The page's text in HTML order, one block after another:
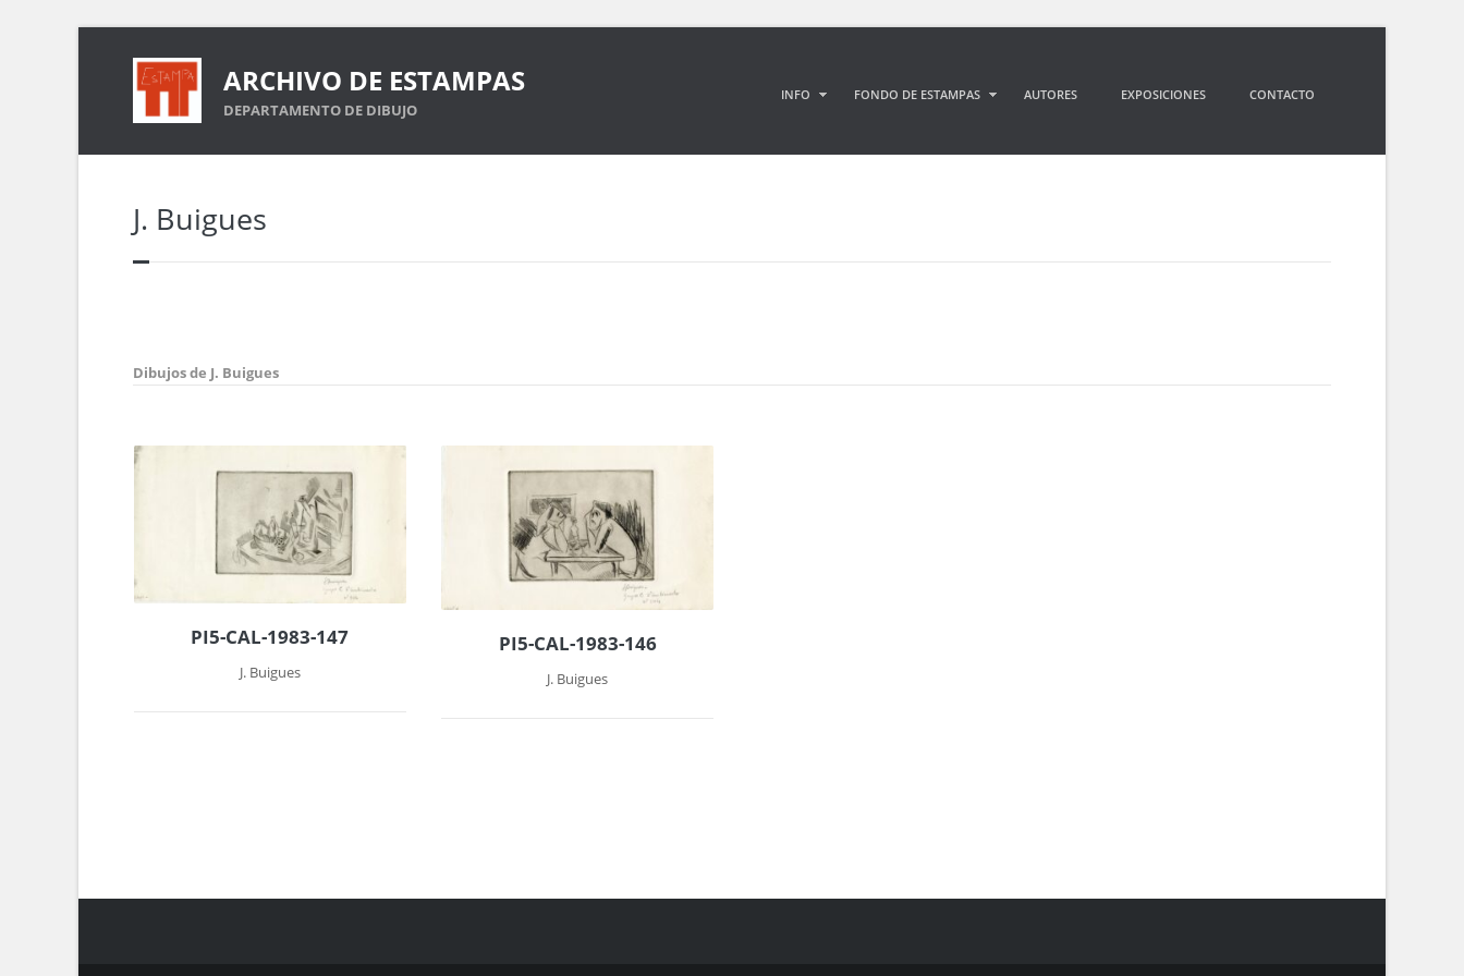
ARCHIVO DE ESTAMPAS
DEPARTAMENTO DE DIBUJO
INFO FONDO DE ESTAMPAS AUTORES EXPOSICIONES CONTACTO
J. Buigues
Dibujos de J. Buigues
PI5-CAL-1983-147
J. Buigues
PI5-CAL-1983-146
J. Buigues